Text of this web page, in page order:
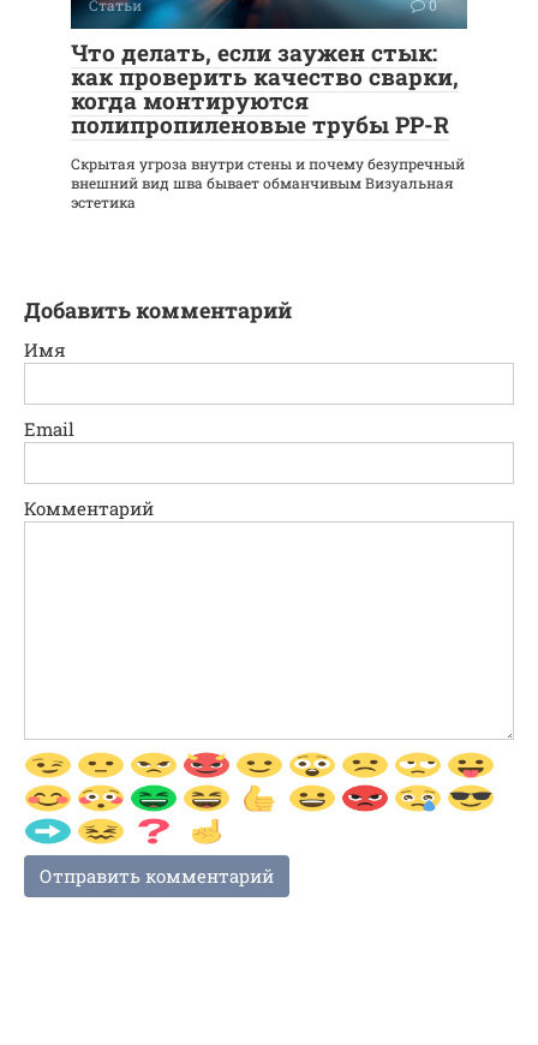
Статьи 0
Что делать, если заужен стык:
как проверить качество сварки,
когда монтируются
полипропиленовые трубы PP-R
Скрытая угроза внутри стены и почему безупречный
внешний вид шва бывает обманчивым Визуальная
эстетика
Добавить комментарий
Имя
Email
Комментарий